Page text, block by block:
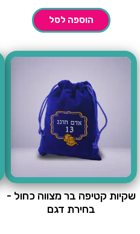
הוספה לסל
שקיות קטיפה בר מצווה כחול -
בחירת דגם